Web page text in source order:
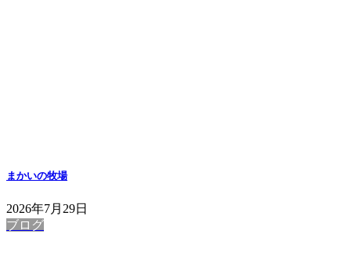
まかいの牧場
2026年7月29日
ブログ